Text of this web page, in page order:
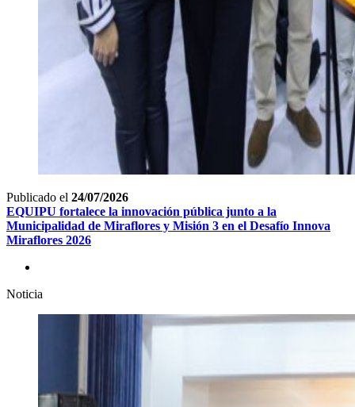
Publicado el 24/07/2026
EQUIPU fortalece la innovación pública junto a la
Municipalidad de Miraflores y Misión 3 en el Desafío Innova
Miraflores 2026
Noticia